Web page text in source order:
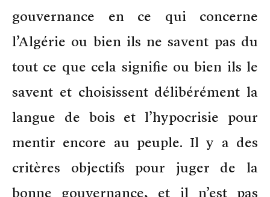
gouvernance en ce qui concerne
l’Algérie ou bien ils ne savent pas du
tout ce que cela signifie ou bien ils le
savent et choisissent délibérément la
langue de bois et l’hypocrisie pour
mentir encore au peuple. Il y a des
critères objectifs pour juger de la
bonne gouvernance, et il n’est pas